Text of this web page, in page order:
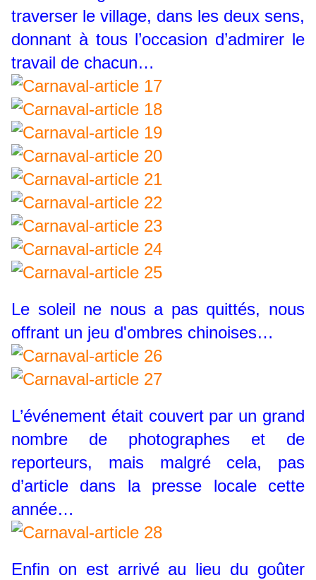
traverser le village, dans les deux sens,
donnant à tous l’occasion d’admirer le
travail de chacun…
Le soleil ne nous a pas quittés, nous
offrant un jeu d'ombres chinoises…
L’événement était couvert par un grand
nombre de photographes et de
reporteurs, mais malgré cela, pas
d’article dans la presse locale cette
année…
Enfin on est arrivé au lieu du goûter